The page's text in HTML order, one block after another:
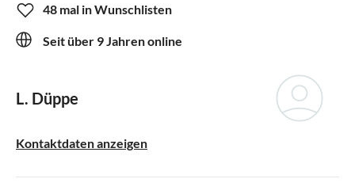
48 mal in Wunschlisten
Seit über 9 Jahren online
L. Düppe
Kontaktdaten anzeigen